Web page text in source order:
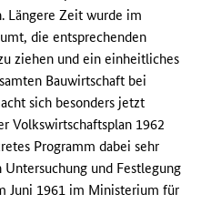
Längere Zeit wurde im
die entsprechenden
ziehen und ein einheitliches
Bauwirtschaft bei
sich besonders jetzt
Volkswirtschaftsplan 1962
Programm dabei sehr
und Festlegung
Juni 1961 im Ministerium für